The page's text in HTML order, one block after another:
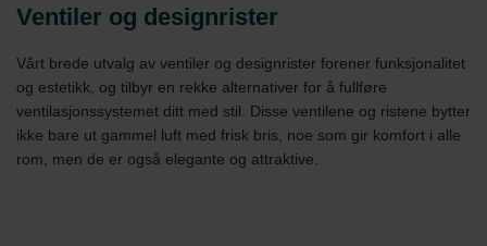
Ventiler og designrister
Vårt brede utvalg av ventiler og designrister forener funksjonalitet
og estetikk, og tilbyr en rekke alternativer for å fullføre
ventilasjonssystemet ditt med stil. Disse ventilene og ristene bytter
ikke bare ut gammel luft med frisk bris, noe som gir komfort i alle
rom, men de er også elegante og attraktive.